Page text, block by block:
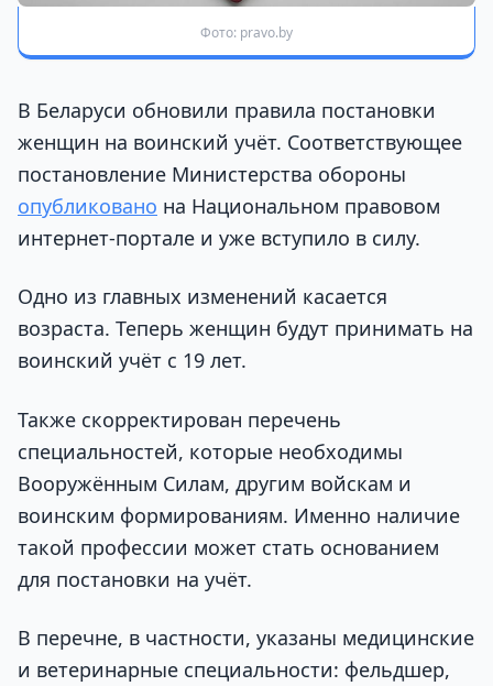
Фото: pravo.by
В Беларуси обновили правила постановки
женщин на воинский учёт. Соответствующее
постановление Министерства обороны
опубликовано на Национальном правовом
интернет-портале и уже вступило в силу.
Одно из главных изменений касается
возраста. Теперь женщин будут принимать на
воинский учёт с 19 лет.
Также скорректирован перечень
специальностей, которые необходимы
Вооружённым Силам, другим войскам и
воинским формированиям. Именно наличие
такой профессии может стать основанием
для постановки на учёт.
В перечне, в частности, указаны медицинские
и ветеринарные специальности: фельдшер,